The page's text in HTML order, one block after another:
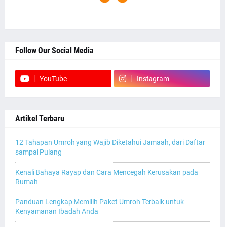
Follow Our Social Media
YouTube Instagram
Artikel Terbaru
12 Tahapan Umroh yang Wajib Diketahui Jamaah, dari Daftar
sampai Pulang
Kenali Bahaya Rayap dan Cara Mencegah Kerusakan pada
Rumah
Panduan Lengkap Memilih Paket Umroh Terbaik untuk
Kenyamanan Ibadah Anda